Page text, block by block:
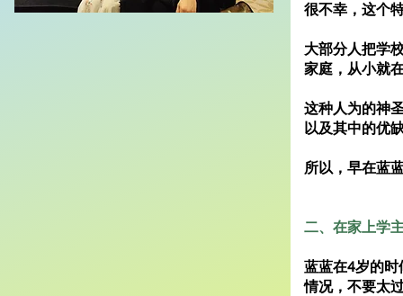
很不幸，这个
大部分人把学
家庭，从小就
这种人为的神
以及其中的优
所以，早在蓝
二、在家上学
蓝蓝在4岁的
情况，不要太